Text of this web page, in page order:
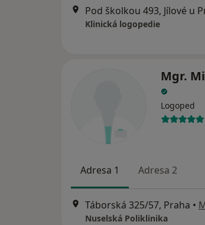
Pod školkou 493, Jílové u
Klinická logopedie
Mgr.
Logoped
Adresa 1 Adresa 2
Táborská 325/57, Praha •
Nuselská Poliklinika